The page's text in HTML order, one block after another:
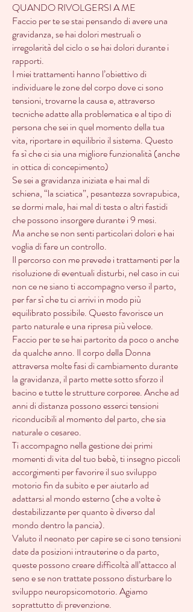
QUANDO RIVOLGERSI A ME
Faccio per te se stai pensando di avere una
gravidanza, se hai dolori mestruali o
irregolarità del ciclo o se hai dolori durante i
rapporti.
I miei trattamenti hanno l’obiettivo di
individuare le zone del corpo dove ci sono
tensioni, trovarne la causa e, attraverso
tecniche adatte alla problematica e al tipo di
persona che sei in quel momento della tua
vita, riportare in equilibrio il sistema. Questo
fa sì che ci sia una migliore funzionalità (anche
in ottica di concepimento)
Se sei a gravidanza iniziata e hai mal di
schiena, “la sciatica”, pesantezza sovrapubica,
se dormi male, hai mal di testa o altri fastidi
che possono insorgere durante i 9 mesi.
Ma anche se non senti particolari dolori e hai
voglia di fare un controllo.
Il percorso con me prevede i trattamenti per la
risoluzione di eventuali disturbi, nel caso in cui
non ce ne siano ti accompagno verso il parto,
per far sì che tu ci arrivi in modo più
equilibrato possibile. Questo favorisce un
parto naturale e una ripresa più veloce.
Faccio per te se hai partorito da poco o anche
da qualche anno. Il corpo della Donna
attraversa molte fasi di cambiamento durante
la gravidanza, il parto mette sotto sforzo il
bacino e tutte le strutture corporee. Anche ad
anni di distanza possono esserci tensioni
riconducibili al momento del parto, che sia
naturale o cesareo.
Ti accompagno nella gestione dei primi
momenti di vita del tuo bebè, ti insegno piccoli
accorgimenti per favorire il suo sviluppo
motorio fin da subito e per aiutarlo ad
adattarsi al mondo esterno (che a volte è
destabilizzante per quanto è diverso dal
mondo dentro la pancia).
Valuto il neonato per capire se ci sono tensioni
date da posizioni intrauterine o da parto,
queste possono creare difficoltà all’attacco al
seno e se non trattate possono disturbare lo
sviluppo neuropsicomotorio. Agiamo
soprattutto di prevenzione.